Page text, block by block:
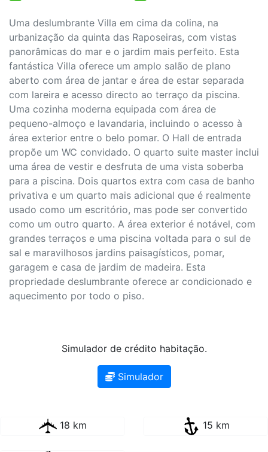
Uma deslumbrante Villa em cima da colina, na
urbanização da quinta das Raposeiras, com vistas
panorâmicas do mar e o jardim mais perfeito. Esta
fantástica Villa oferece um amplo salão de plano
aberto com área de jantar e área de estar separada
com lareira e acesso directo ao terraço da piscina.
Uma cozinha moderna equipada com área de
pequeno-almoço e lavandaria, incluindo o acesso à
área exterior entre o belo pomar. O Hall de entrada
propõe um WC convidado. O quarto suite master inclui
uma área de vestir e desfruta de uma vista soberba
para a piscina. Dois quartos extra com casa de banho
privativa e um quarto mais adicional que é realmente
usado como um escritório, mas pode ser convertido
como um outro quarto. A área exterior é notável, com
grandes terraços e uma piscina voltada para o sul de
sal e maravilhosos jardins paisagísticos, pomar,
garagem e casa de jardim de madeira. Esta
propriedade deslumbrante oferece ar condicionado e
aquecimento por todo o piso.
Simulador de crédito habitação.
Simulador
18 km 15 km